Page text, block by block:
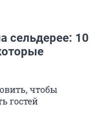
сельдерее: 10
чтобы
гостей